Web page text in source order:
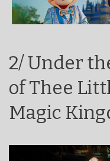
2/ Under
of Thee
Magic